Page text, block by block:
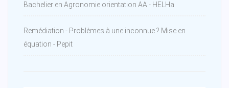
Bachelier en Agronomie orientation AA - HELHa
Remédiation - Problèmes à une inconnue ? Mise en
équation - Pepit